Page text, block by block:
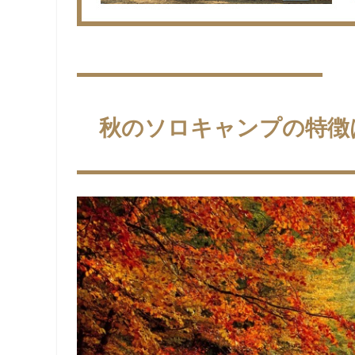
秋のソロキャンプの特